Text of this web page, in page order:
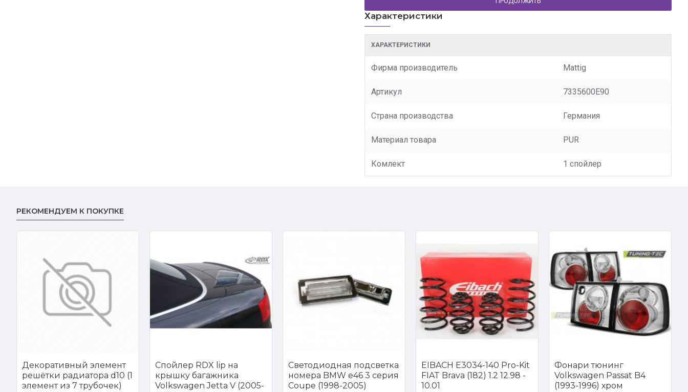
Характеристики
ХАРАКТЕРИСТИКИ
Фирма производитель Mattig
Артикул 7335600E90
Страна производства Германия
Материал товара PUR
Комлект 1 спойлер
РЕКОМЕНДУЕМ К ПОКУПКЕ
Декоративный элемент
решётки радиатора d10 (1
элемент из 7 трубочек)
Спойлер RDX lip на
крышку багажника
Volkswagen Jetta V (2005-
Светодиодная подсветка
номера BMW e46 3 серия
Coupe (1998-2005)
EIBACH E3034-140 Pro-Kit
FIAT Brava (182) 1.2 12.98 -
10.01
Фонари тюнинг
Volkswagen Passat B4
(1993-1996) хром